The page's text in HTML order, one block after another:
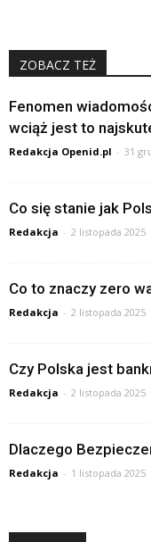
ZOBACZ TEŻ
Fenomen
wciąż jest to
Redakcja Openid.pl - 31
Co się stanie jak
Redakcja - 2 listopada 2025
Co to znaczy zero
Redakcja - 2 listopada 2025
Czy Polska jest
Redakcja - 2 listopada 2025
Dlaczego
Redakcja - 1 listopada 2025